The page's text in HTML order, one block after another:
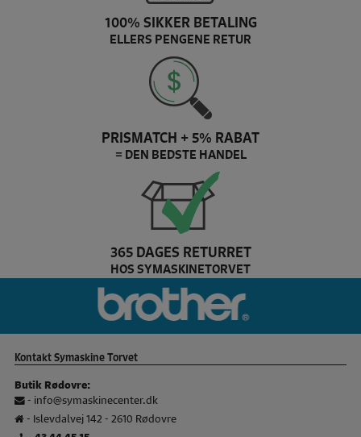
100% SIKKER BETALING
ELLERS PENGENE RETUR
PRISMATCH + 5% RABAT
= DEN BEDSTE HANDEL
365 DAGES RETURRET
HOS SYMASKINETORVET
brands slider logo
Kontakt Symaskine Torvet
Butik Rødovre:
- info@symaskinecenter.dk
- Islevdalvej 142 - 2610 Rødovre